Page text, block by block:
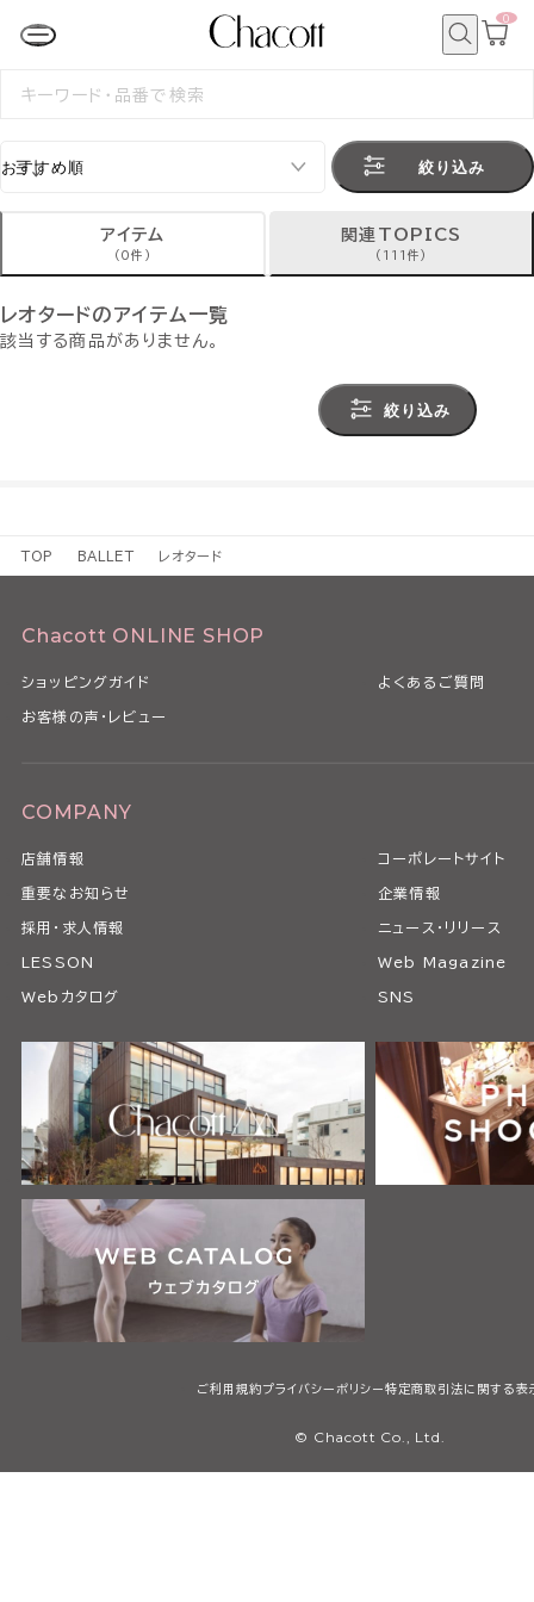
カ
0
検
絞り込み
アイテム
(0件)
関連TOPICS
(111件)
レオタードのアイテム一覧
該当する商品がありません。
絞り込み
TOP BALLET レオタード
Chacott ONLINE SHOP
ショッピングガイド よくあるご質問
お客様の声・レビュー
COMPANY
店舗情報 コーポレートサイト
重要なお知らせ 企業情報
採用・求人情報 ニュース・リリース
LESSON Web Magazine
Webカタログ SNS
ご利用規約プライバシーポリシー特定商取引法に関する表
© Chacott Co., Ltd.